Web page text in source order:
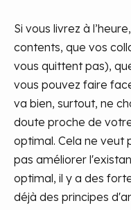
Si vous livrez à
contents, que vos
vous quittent pas),
vous pouvez faire
va bien, surtout, ne
doute proche de
optimal. Cela ne veut
pas améliorer
optimal, il y a des
déjà des principes